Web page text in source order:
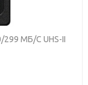
299 МБ/С UHS-II